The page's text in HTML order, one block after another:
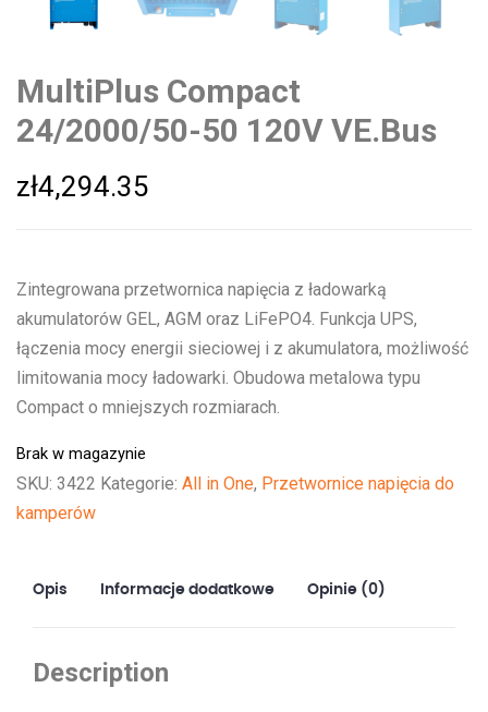
MultiPlus Compact
24/2000/50-50 120V VE.Bus
zł4,294.35
Zintegrowana przetwornica napięcia z ładowarką
akumulatorów GEL, AGM oraz LiFePO4. Funkcja UPS,
łączenia mocy energii sieciowej i z akumulatora, możliwość
limitowania mocy ładowarki. Obudowa metalowa typu
Compact o mniejszych rozmiarach.
Brak w magazynie
SKU: 3422 Kategorie: All in One, Przetwornice napięcia do
kamperów
Opis Informacje dodatkowe Opinie (0)
Description